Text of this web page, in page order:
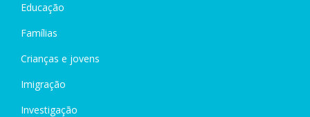
Educação
Famílias
Crianças e jovens
Imigração
Investigação